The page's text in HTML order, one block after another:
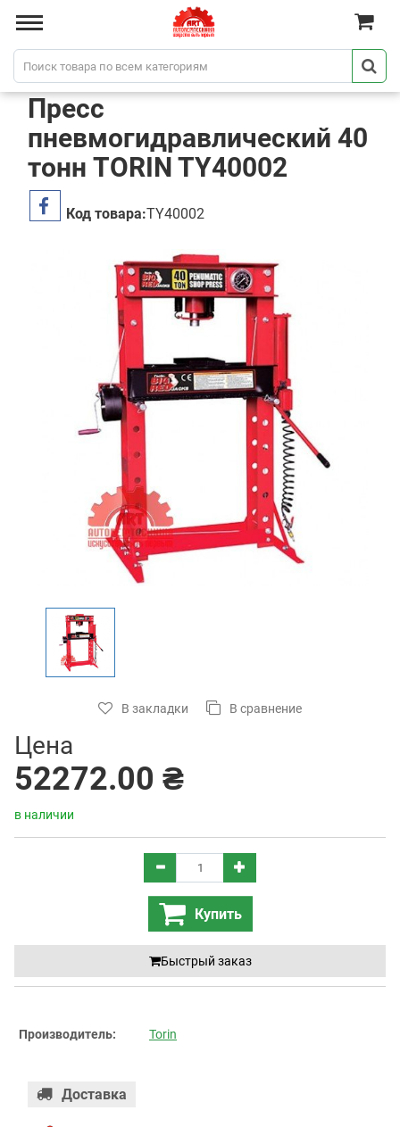
Пресс
пневмогидравлический 40
тонн TORIN TY40002
Код товара:TY40002
В закладки В сравнение
Цена
52272.00 ₴
в наличии
Купить
Быстрый заказ
Производитель: Torin
Доставка